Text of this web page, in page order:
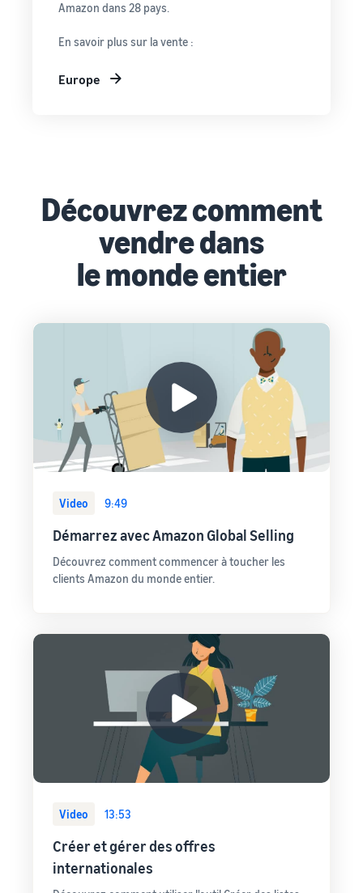
Amazon dans 28 pays.
En savoir plus sur la vente :
Europe
Découvrez comment
vendre dans
le monde entier
Video 9:49
Démarrez avec Amazon Global Selling
Découvrez comment commencer à toucher les
clients Amazon du monde entier.
Video 13:53
Créer et gérer des offres
internationales